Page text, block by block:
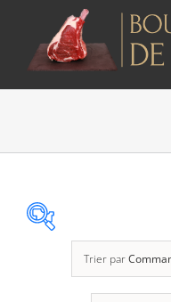
contenu
Trier par